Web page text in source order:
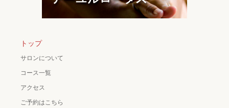
トップ
サロンについて
コース一覧
アクセス
ご予約はこちら